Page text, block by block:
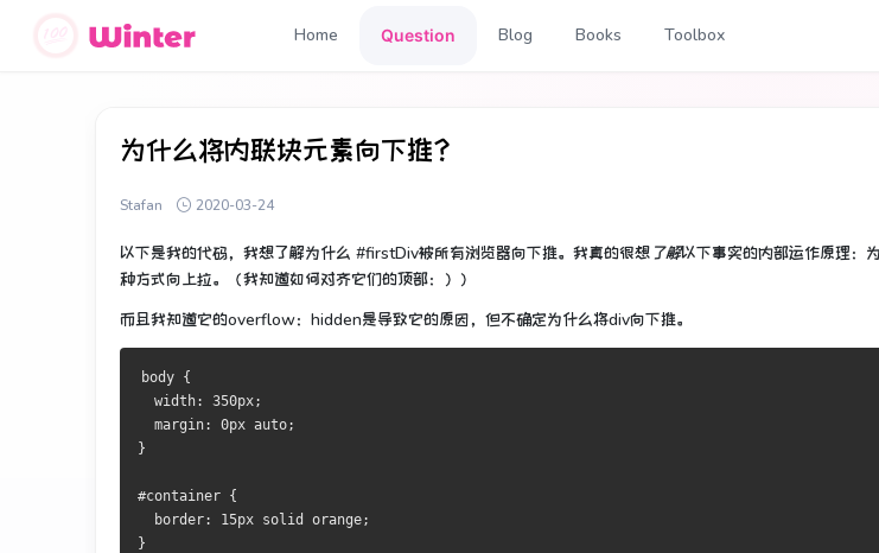
Home Question Blog Books Toolbox
为什么将内联块元素向下推？
Stafan 2020-03-24
以下是我的代码，我想了解为什么 #firstDiv被所有浏览器向下推。 我真的很想了解以下事实的内部运作原理：
种方式向上拉。
（我知道如何对齐它们的顶部：））
而且我知道它的overflow：hidden是导致它的原因，但不确定为什么将div向下推。
body {
  width: 350px;
  margin: 0px auto;
}
#container {
  border: 15px solid orange;
}